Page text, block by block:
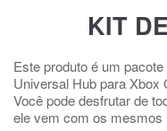
KIT
Este produto é um
Universal Hub para
Você pode desfrutar de
ele vem com os